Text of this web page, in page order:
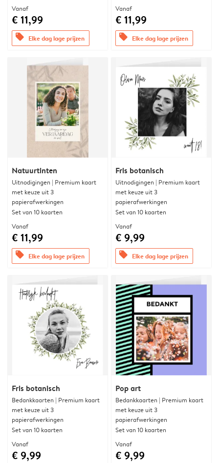
Vanaf
€ 11,99
offers Elke dag lage prijzen
Vanaf
€ 11,99
offers Elke dag lage prijzen
Natuurtinten
Uitnodigingen | Premium kaart
met keuze uit 3
papierafwerkingen
Set van 10 kaarten
Vanaf
€ 11,99
offers Elke dag lage prijzen
Fris botanisch
Uitnodigingen | Premium kaart
met keuze uit 3
papierafwerkingen
Set van 10 kaarten
Vanaf
€ 9,99
offers Elke dag lage prijzen
Fris botanisch
Bedankkaarten | Premium kaart
met keuze uit 3
papierafwerkingen
Set van 10 kaarten
Vanaf
€ 9,99
Pop art
Bedankkaarten | Premium kaart
met keuze uit 3
papierafwerkingen
Set van 10 kaarten
Vanaf
€ 9,99